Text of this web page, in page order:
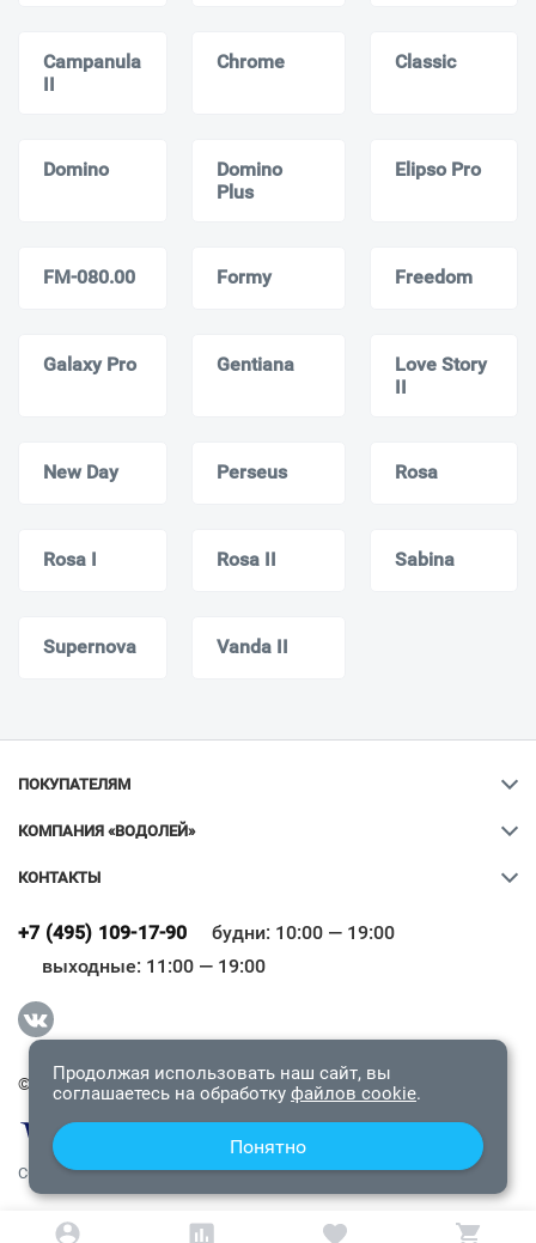
Campanula
II
Chrome Classic
Domino
Domino
Plus
Elipso Pro
FM-080.00 Formy Freedom
Galaxy Pro Gentiana
Love Story
II
New Day Perseus Rosa
Rosa I Rosa II Sabina
Supernova Vanda II
ПОКУПАТЕЛЯМ
КОМПАНИЯ «ВОДОЛЕЙ»
КОНТАКТЫ
+7 (495) 109-17-90
будни: 10:00 — 19:00
выходные: 11:00 — 19:00
© 2009-2026 «Водолей Онлайн». Все права защищены.
СОГЛАШЕНИЕ О КОНФИДЕНЦИАЛЬНОСТИ
Всё верно
Продолжая использовать наш сайт, вы
соглашаетесь на обработку файлов cookie.
Понятно